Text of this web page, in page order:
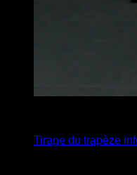
Tirage du trapèze